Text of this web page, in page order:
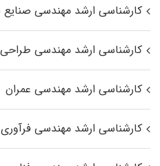
کارشناسی ارشد مهندسی
کارشناسی ارشد مهندسی
کارشناسی ارشد مهندسی عمران
کارشناسی ارشد مهندسی فرآوری